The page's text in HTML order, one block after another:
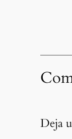
Deja